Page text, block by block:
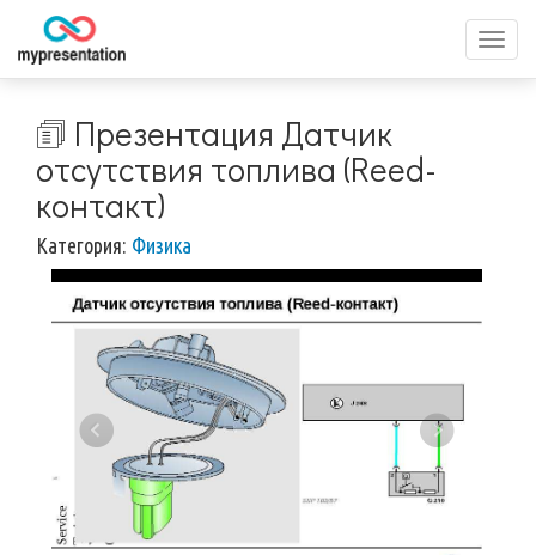
меню
🗊 Презентация Датчик
отсутствия топлива (Reed-
контакт)
Категория: Физика